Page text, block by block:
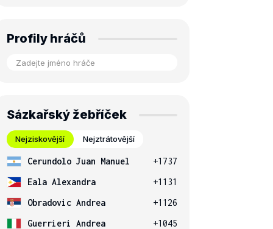
Profily hráčů
Sázkařský žebříček
Nejziskovější Nejztrátovější
Cerundolo Juan Manuel
+1737
Eala Alexandra
+1131
Obradovic Andrea
+1126
Guerrieri Andrea
+1045